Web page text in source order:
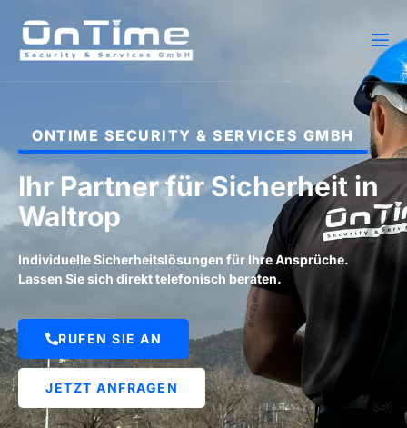
ONTIME SECURITY & SERVICES GMBH
Ihr Partner für Sicherheit in
Waltrop
Individuelle Sicherheitslösungen für Ihre Ansprüche.
Lassen Sie sich direkt telefonisch beraten.
RUFEN SIE AN
JETZT ANFRAGEN